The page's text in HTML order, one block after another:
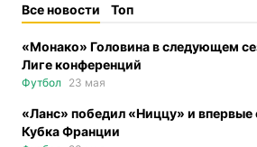
Все новости Топ
«Монако» Головина в следующем
Лиге конференций
Футбол 23 мая
«Ланс» победил «Ниццу» и впервые
Кубка Франции